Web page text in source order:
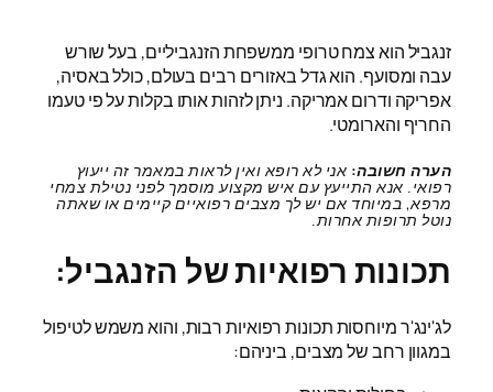
זנגביל הוא צמח טרופי ממשפחת הזנגביליים, בעל שורש
עבה ומסועף. הוא גדל באזורים רבים בעולם, כולל באסיה,
אפריקה ודרום אמריקה. ניתן לזהות אותו בקלות על פי טעמו
החריף והארומטי.
הערה חשובה: אני לא רופא ואין לראות במאמר זה ייעוץ
רפואי. אנא התייעץ עם איש מקצוע מוסמך לפני נטילת צמחי
מרפא, במיוחד אם יש לך מצבים רפואיים קיימים או שאתה
נוטל תרופות אחרות.
תכונות רפואיות של הזנגביל:
לג'ינג'ר מיוחסות תכונות רפואיות רבות, והוא משמש לטיפול
במגוון רחב של מצבים, ביניהם: